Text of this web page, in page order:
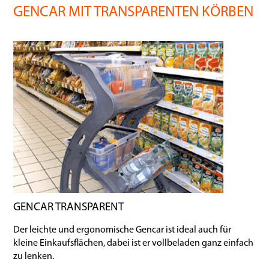
GENCAR MIT TRANSPARENTEN KÖRBEN
GENCAR TRANSPARENT
Der leichte und ergonomische Gencar ist ideal auch für
kleine Einkaufsflächen, dabei ist er vollbeladen ganz einfach
zu lenken.